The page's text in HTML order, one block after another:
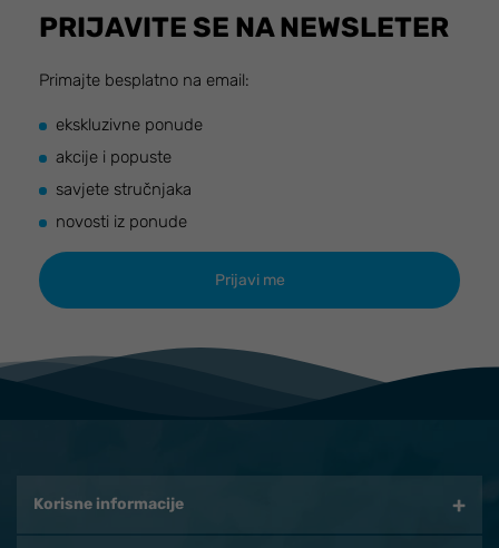
PRIJAVITE SE NA NEWSLETER
Primajte besplatno na email:
ekskluzivne ponude
akcije i popuste
savjete stručnjaka
novosti iz ponude
Korisne informacije